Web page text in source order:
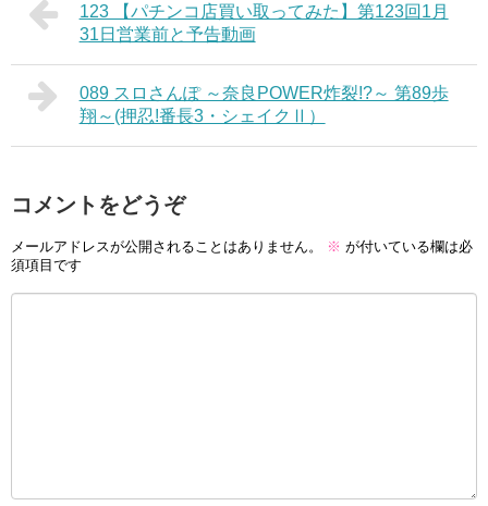
123 【パチンコ店買い取ってみた】第123回1月
31日営業前と予告動画
089 スロさんぽ ～奈良POWER炸裂!?～ 第89歩
翔～(押忍!番長3・シェイクⅡ）
コメントをどうぞ
メールアドレスが公開されることはありません。 ※ が付いている欄は必
須項目です